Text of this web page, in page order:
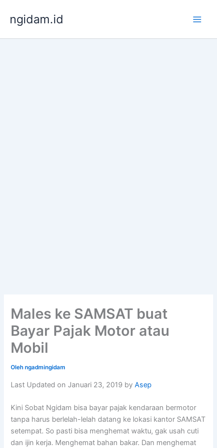
konten
ngidam.id
Males ke SAMSAT buat
Bayar Pajak Motor atau
Mobil
Olehngadmingidam
Last Updated on Januari 23, 2019 byAsep
Kini Sobat Ngidam bisa bayar pajak kendaraan bermotor
tanpa harus berlelah-lelah datang ke lokasi kantor SAMSAT
setempat. So pasti bisa menghemat waktu, gak usah cuti
dan ijin kerja. Menghemat bahan bakar. Dan menghemat